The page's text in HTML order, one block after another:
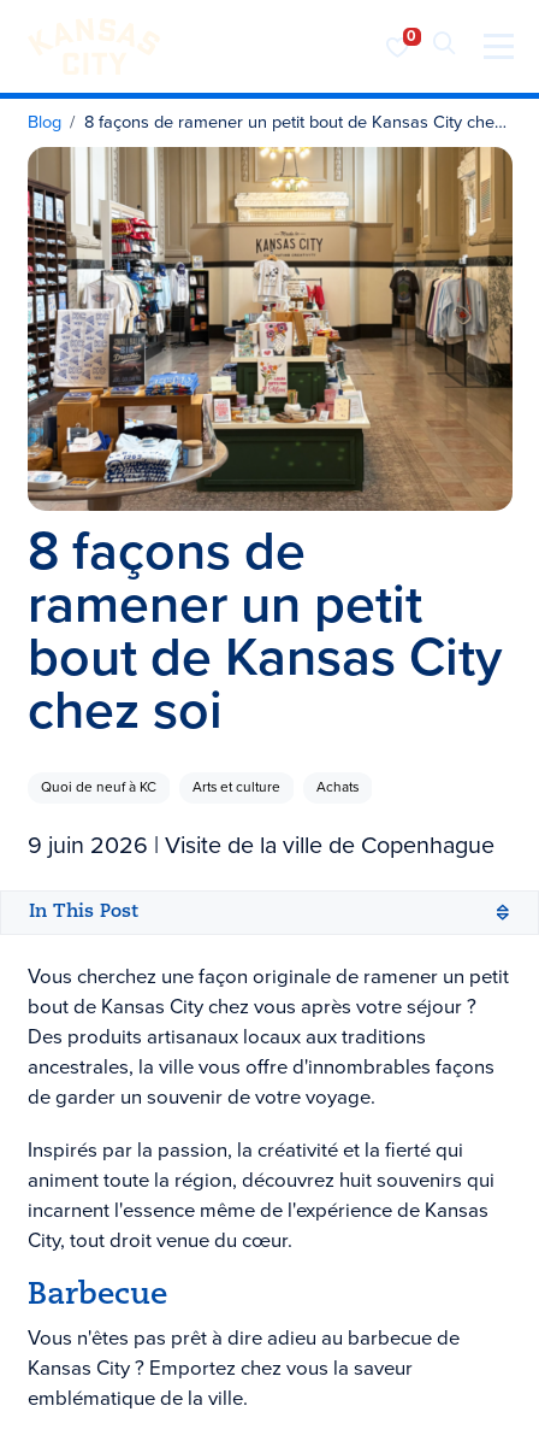
Visiter KC
Skip to content
Blog 8 façons de ramener un petit bout de Kansas City chez soi
8 façons de
ramener un petit
bout de Kansas City
chez soi
Quoi de neuf à KC Arts et culture Achats
9 juin 2026 | Visite de la ville de Copenhague
In This Post
Vous cherchez une façon originale de ramener un petit
bout de Kansas City chez vous après votre séjour ?
Des produits artisanaux locaux aux traditions
ancestrales, la ville vous offre d'innombrables façons
de garder un souvenir de votre voyage.
Inspirés par la passion, la créativité et la fierté qui
animent toute la région, découvrez huit souvenirs qui
incarnent l'essence même de l'expérience de Kansas
City, tout droit venue du cœur.
Barbecue
Vous n'êtes pas prêt à dire adieu au barbecue de
Kansas City ? Emportez chez vous la saveur
emblématique de la ville.